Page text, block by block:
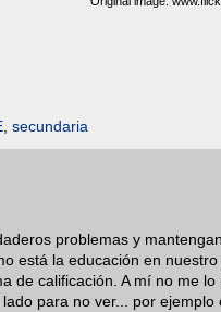
secundaria
problemas y
está la educación en nuestro
de calificación. A mí no me
para no ver... por ejemplo